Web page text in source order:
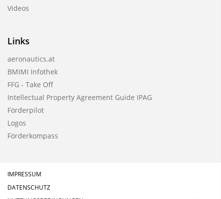
Videos
Links
aeronautics.at
BMIMI Infothek
FFG - Take Off
Intellectual Property Agreement Guide IPAG
Förderpilot
Logos
Förderkompass
IMPRESSUM
DATENSCHUTZ